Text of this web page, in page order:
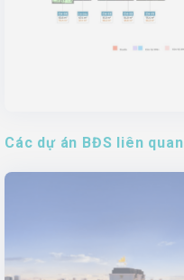
Các dự án BĐS liên quan